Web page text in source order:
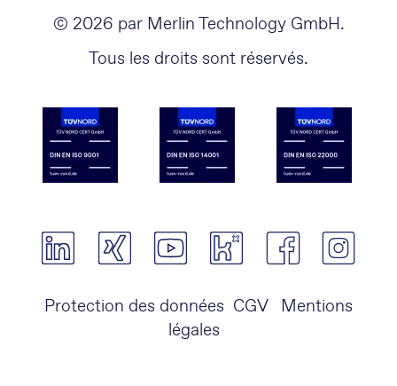
© 2026 par Merlin Technology GmbH.
Tous les droits sont réservés.
Protection des données CGV
Mentions
légales